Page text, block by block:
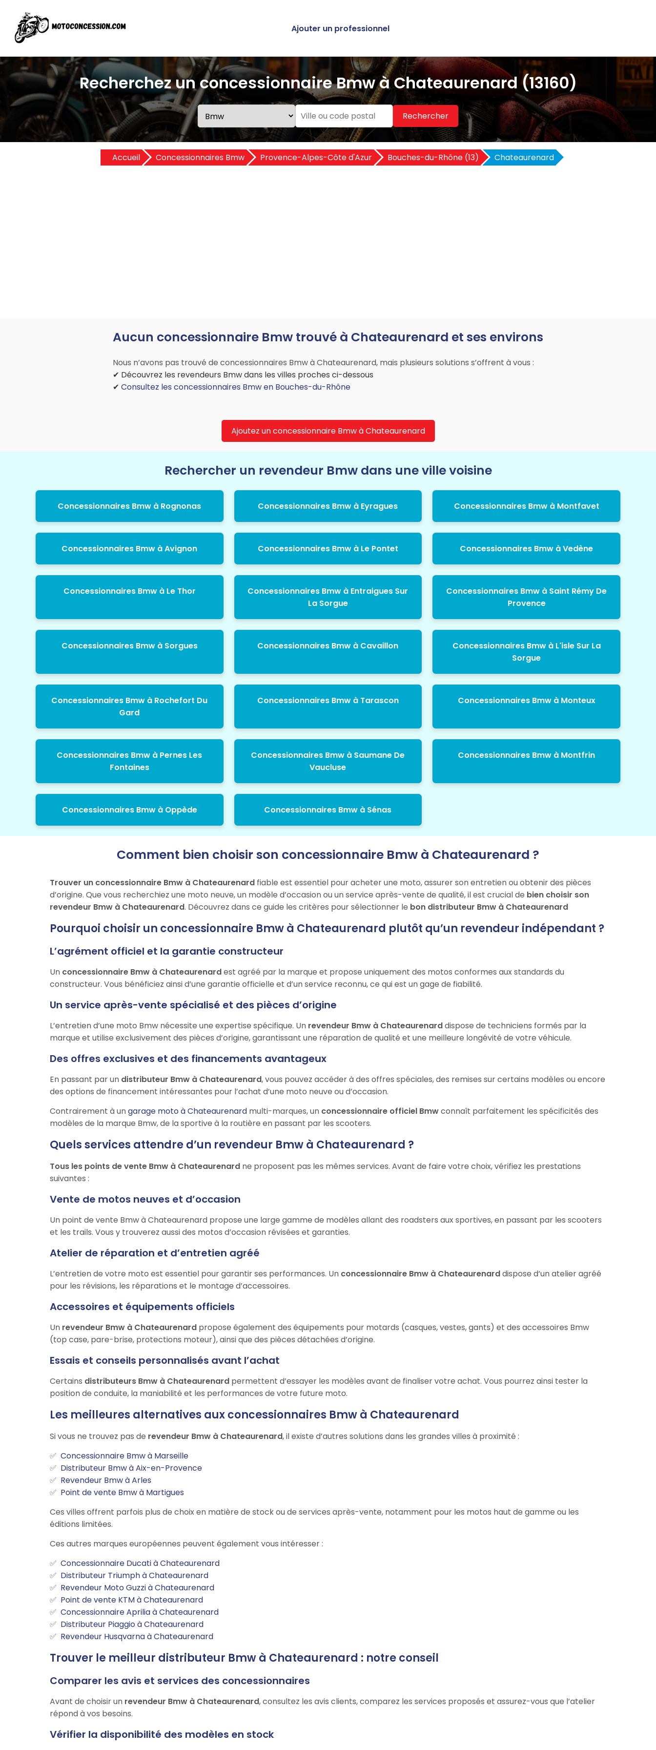
Ajouter un professionnel
Recherchez un concessionnaire Bmw à Chateaurenard (13160)
Rechercher
Accueil Concessionnaires Bmw Provence-Alpes-Côte d'Azur Bouches-du-Rhône (13) Chateaurenard
Aucun concessionnaire Bmw trouvé à Chateaurenard et ses environs
Nous n’avons pas trouvé de concessionnaires Bmw à Chateaurenard, mais plusieurs solutions s’offrent à vous :
✔ Découvrez les revendeurs Bmw dans les villes proches ci-dessous
✔ Consultez les concessionnaires Bmw en Bouches-du-Rhône
Ajoutez un concessionnaire Bmw à Chateaurenard
Rechercher un revendeur Bmw dans une ville voisine
Concessionnaires Bmw à Rognonas Concessionnaires Bmw à Eyragues Concessionnaires Bmw à Montfavet
Concessionnaires Bmw à Avignon Concessionnaires Bmw à Le Pontet Concessionnaires Bmw à Vedène
Concessionnaires Bmw à Le Thor
Concessionnaires Bmw à Entraigues Sur
La Sorgue
Concessionnaires Bmw à Saint Rémy De
Provence
Concessionnaires Bmw à Sorgues Concessionnaires Bmw à Cavaillon
Concessionnaires Bmw à L'isle Sur La
Sorgue
Concessionnaires Bmw à Rochefort Du
Gard
Concessionnaires Bmw à Tarascon Concessionnaires Bmw à Monteux
Concessionnaires Bmw à Pernes Les
Fontaines
Concessionnaires Bmw à Saumane De
Vaucluse
Concessionnaires Bmw à Montfrin
Concessionnaires Bmw à Oppède Concessionnaires Bmw à Sénas
Comment bien choisir son concessionnaire Bmw à Chateaurenard ?
Trouver un concessionnaire Bmw à Chateaurenard fiable est essentiel pour acheter une moto, assurer son entretien ou obtenir des pièces
d’origine. Que vous recherchiez une moto neuve, un modèle d’occasion ou un service après-vente de qualité, il est crucial de bien choisir son
revendeur Bmw à Chateaurenard. Découvrez dans ce guide les critères pour sélectionner le bon distributeur Bmw à Chateaurenard
Pourquoi choisir un concessionnaire Bmw à Chateaurenard plutôt qu’un revendeur indépendant ?
L’agrément officiel et la garantie constructeur
Un concessionnaire Bmw à Chateaurenardest agréé par la marque et propose uniquement des motos conformes aux standards du
constructeur. Vous bénéficiez ainsi d’une garantie officielle et d’un service reconnu, ce qui est un gage de fiabilité.
Un service après-vente spécialisé et des pièces d’origine
L’entretien d’une moto Bmw nécessite une expertise spécifique. Un revendeur Bmw à Chateaurenarddispose de techniciens formés par la
marque et utilise exclusivement des pièces d’origine, garantissant une réparation de qualité et une meilleure longévité de votre véhicule.
Des offres exclusives et des financements avantageux
En passant par un distributeur Bmw à Chateaurenard, vous pouvez accéder à des offres spéciales, des remises sur certains modèles ou encore
des options de financement intéressantes pour l’achat d’une moto neuve ou d’occasion.
Contrairement à ungarage moto à Chateaurenard multi-marques, un concessionnaire officiel Bmwconnaît parfaitement les spécificités des
modèles de la marque Bmw, de la sportive à la routière en passant par les scooters.
Quels services attendre d’un revendeur Bmw à Chateaurenard ?
Tous les points de vente Bmw à Chateaurenard ne proposent pas les mêmes services. Avant de faire votre choix, vérifiez les prestations
suivantes :
Vente de motos neuves et d’occasion
Un point de vente Bmw à Chateaurenard propose une large gamme de modèles allant des roadsters aux sportives, en passant par les scooters
et les trails. Vous y trouverez aussi des motos d’occasion révisées et garanties.
Atelier de réparation et d’entretien agréé
L’entretien de votre moto est essentiel pour garantir ses performances. Un concessionnaire Bmw à Chateaurenarddispose d’un atelier agréé
pour les révisions, les réparations et le montage d’accessoires.
Accessoires et équipements officiels
Un revendeur Bmw à Chateaurenard propose également des équipements pour motards (casques, vestes, gants) et des accessoires Bmw
(top case, pare-brise, protections moteur), ainsi que des pièces détachées d’origine.
Essais et conseils personnalisés avant l’achat
Certains distributeurs Bmw à Chateaurenard permettent d’essayer les modèles avant de finaliser votre achat. Vous pourrez ainsi tester la
position de conduite, la maniabilité et les performances de votre future moto.
Les meilleures alternatives aux concessionnaires Bmw à Chateaurenard
Si vous ne trouvez pas de revendeur Bmw à Chateaurenard, il existe d’autres solutions dans les grandes villes à proximité :
Concessionnaire Bmw à Marseille
Distributeur Bmw à Aix-en-Provence
Revendeur Bmw à Arles
Point de vente Bmw à Martigues
Ces villes offrent parfois plus de choix en matière de stock ou de services après-vente, notamment pour les motos haut de gamme ou les
éditions limitées.
Ces autres marques européennes peuvent également vous intéresser :
Concessionnaire Ducati à Chateaurenard
Distributeur Triumph à Chateaurenard
Revendeur Moto Guzzi à Chateaurenard
Point de vente KTM à Chateaurenard
Concessionnaire Aprilia à Chateaurenard
Distributeur Piaggio à Chateaurenard
Revendeur Husqvarna à Chateaurenard
Trouver le meilleur distributeur Bmw à Chateaurenard : notre conseil
Comparer les avis et services des concessionnaires
Avant de choisir un revendeur Bmw à Chateaurenard, consultez les avis clients, comparez les services proposés et assurez-vous que l’atelier
répond à vos besoins.
Vérifier la disponibilité des modèles en stock